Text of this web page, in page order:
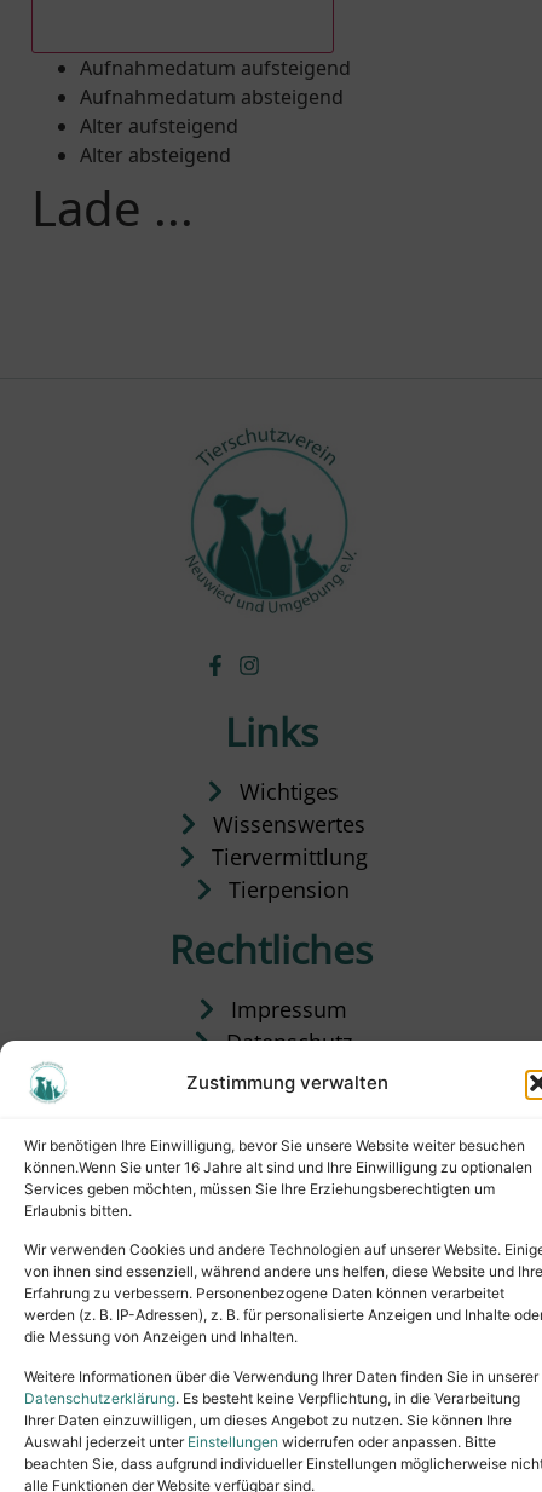
Zustimmung verwalten
Wir benötigen Ihre Einwilligung, bevor Sie unsere Website weiter besuchen
können.Wenn Sie unter 16 Jahre alt sind und Ihre Einwilligung zu optionalen
Services geben möchten, müssen Sie Ihre Erziehungsberechtigten um
Erlaubnis bitten.
Wir verwenden Cookies und andere Technologien auf unserer Website.
von ihnen sind essenziell, während andere uns helfen, diese Website und Ihre
Erfahrung zu verbessern. Personenbezogene Daten können verarbeitet
werden (z. B. IP-Adressen), z. B. für personalisierte Anzeigen und Inhalte
die Messung von Anzeigen und Inhalten.
Weitere Informationen über die Verwendung Ihrer Daten finden Sie in unserer
Datenschutzerklärung. Es besteht keine Verpflichtung, in die Verarbeitung
Ihrer Daten einzuwilligen, um dieses Angebot zu nutzen. Sie können Ihre
Auswahl jederzeit unter Einstellungen widerrufen oder anpassen. Bitte
beachten Sie, dass aufgrund individueller Einstellungen möglicherweise
alle Funktionen der Website verfügbar sind.
Aufnahmedatum aufsteigend
Aufnahmedatum absteigend
Alter aufsteigend
Alter absteigend
Lade ...
Links
Wichtiges
Wissenswertes
Tiervermittlung
Tierpension
Rechtliches
Impressum
Datenschutz
Satzung
Copyright © 2024. All rights reserved.
Tel.: (02631) 55356buero@tierheim-neuwied.de
Ludwigshof 1, 56567 Neuwied